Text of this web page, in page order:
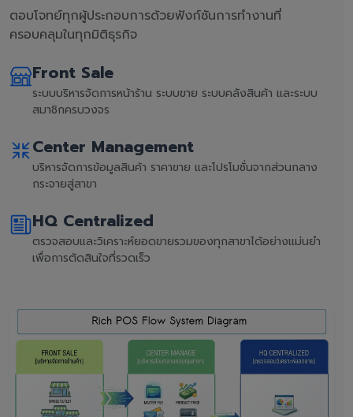
ตอบโจทย์ทุกผู้ประกอบการด้วยฟังก์ชันการทำงานที่
ครอบคลุมในทุกมิติธุรกิจ
Front Sale
ระบบบริหารจัดการหน้าร้าน ระบบขาย ระบบคลังสินค้า และระบบ
สมาชิกครบวงจร
Center Management
บริหารจัดการข้อมูลสินค้า ราคาขาย และโปรโมชั่นจากส่วนกลาง
กระจายสู่สาขา
HQ Centralized
ตรวจสอบและวิเคราะห์ยอดขายรวมของทุกสาขาได้อย่างแม่นยำ
เพื่อการตัดสินใจที่รวดเร็ว